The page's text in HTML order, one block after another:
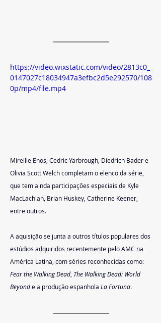
https://video.wixstatic.com/video/2813c0_
0147027c18034947a3efbc2d5e292570/108
0p/mp4/file.mp4
Mireille Enos, Cedric Yarbrough, Diedrich Bader e
Olivia Scott Welch completam o elenco da série,
que tem ainda participações especiais de Kyle
MacLachlan, Brian Huskey, Catherine Keener,
entre outros.
A aquisição se junta a outros títulos populares dos
estúdios adquiridos recentemente pelo AMC na
América Latina, com séries reconhecidas como:
Fear the Walking Dead The Walking Dead: World
Beyond e a produção espanhola La Fortuna.